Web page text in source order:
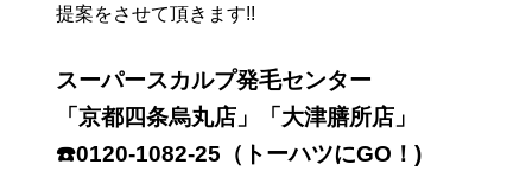
提案をさせて頂きます!!
スーパースカルプ発毛センター
「京都四条烏丸店」「大津膳所店」
☎️0120-1082-25（トーハツにGO！)